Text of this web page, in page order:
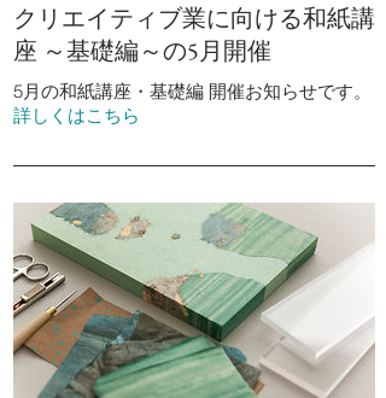
クリエイティブ業に向ける和紙講
座 ～基礎編～の5月開催
5月の和紙講座・基礎編 開催お知らせです。
詳しくはこちら